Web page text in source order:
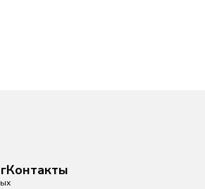
Контакты